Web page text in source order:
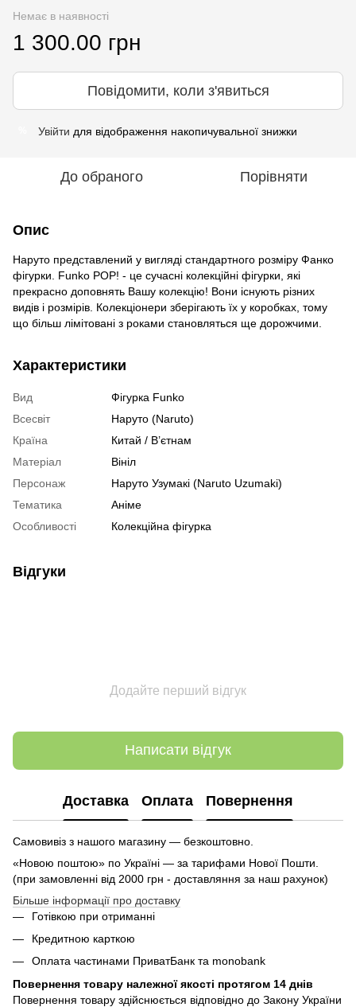
Немає в наявності
1 300.00 грн
Повідомити, коли з'явиться
Увійти для відображення накопичувальної знижки
До обраного Порівняти
Опис
Наруто представлений у вигляді стандартного розміру Фанко
фігурки. Funko POP! - це сучасні колекційні фігурки, які
прекрасно доповнять Вашу колекцію! Вони існують різних
видів і розмірів. Колекціонери зберігають їх у коробках, тому
що більш лімітовані з роками становляться ще дорожчими.
Характеристики
Вид
Фігурка Funko
Всесвіт
Наруто (Naruto)
Країна
Китай / В’єтнам
Матеріал
Вініл
Персонаж
Наруто Узумакі (Naruto Uzumaki)
Тематика
Аніме
Особливості
Колекційна фігурка
Відгуки
Додайте перший відгук
Написати відгук
Доставка Оплата Повернення
Самовивіз з нашого магазину — безкоштовно.
«Новою поштою» по Україні — за тарифами Нової Пошти.
(при замовленні від 2000 грн - доставляння за наш рахунок)
Більше інформації про доставку
Готівкою при отриманні
Кредитною карткою
Оплата частинами ПриватБанк та monobank
Повернення товару належної якості протягом 14 днів
Повернення товару здійснюється відповідно до Закону України